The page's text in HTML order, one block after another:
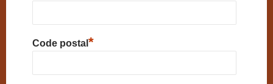
Code postal *